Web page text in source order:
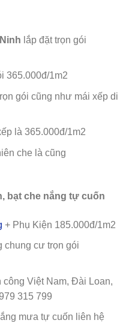
lắp đặt trọn gói
365.000đ/1m2
gói cũng như mái xếp di
là 365.000đ/1m2
che là cũng
bạt che nắng tự cuốn
+ Phụ Kiện 185.000đ/1m2
chung cư trọn gói
công Việt Nam, Đài Loan,
315 799
mưa tự cuốn liên hệ